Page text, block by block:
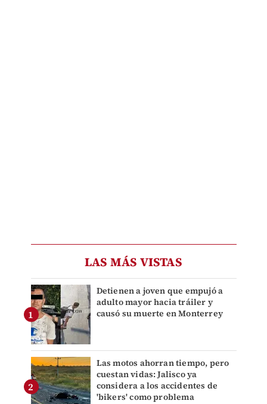
LAS MÁS VISTAS
Detienen a joven que empujó a
adulto mayor hacia tráiler y
causó su muerte en Monterrey
Las motos ahorran tiempo, pero
cuestan vidas: Jalisco ya
considera a los accidentes de
'bikers' como problema